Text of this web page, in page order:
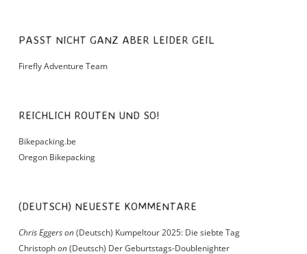
PASST NICHT GANZ ABER LEIDER GEIL
Firefly Adventure Team
REICHLICH ROUTEN UND SO!
Bikepacking.be
Oregon Bikepacking
(DEUTSCH) NEUESTE KOMMENTARE
Chris Eggerson(Deutsch) Kumpeltour 2025: Die siebte Tag
Christophon(Deutsch) Der Geburtstags-Doublenighter